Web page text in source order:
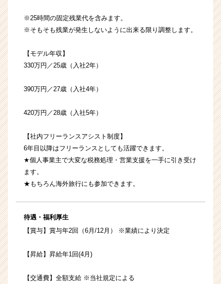
※25時間の固定残業代を含みます。
※そもそも残業が発生しないように出来る限り調整します。
【モデル年収】
330万円／25歳（入社2年）
390万円／27歳（入社4年）
420万円／28歳（入社5年）
【社内フリーランスアシスト制度】
6年目以降はフリーランスとしても活躍できます。
★個人事業主で大変な税務処理・営業支援を一手に引き受け
ます。
★もちろん海外旅行にも参加できます。
待遇・福利厚生
【賞与】賞与年2回（6月/12月） ※業績により決定
【昇給】昇給年1回(4月)
【交通費】全額支給 ※当社規定による